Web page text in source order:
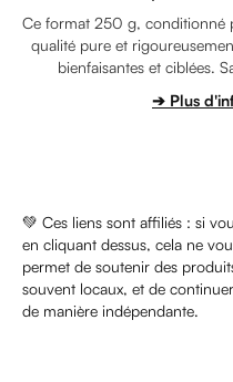
Ce format 250 g, conditionné
qualité pure et
bienfaisantes et ciblées.
➔ Plus
💚 Ces liens sont affiliés : si
en cliquant dessus, cela ne
permet de soutenir des
souvent locaux, et de
de manière indépendante.